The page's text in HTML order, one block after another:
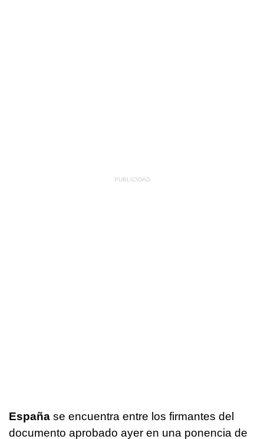
España se encuentra entre los firmantes del
documento aprobado ayer en una ponencia de